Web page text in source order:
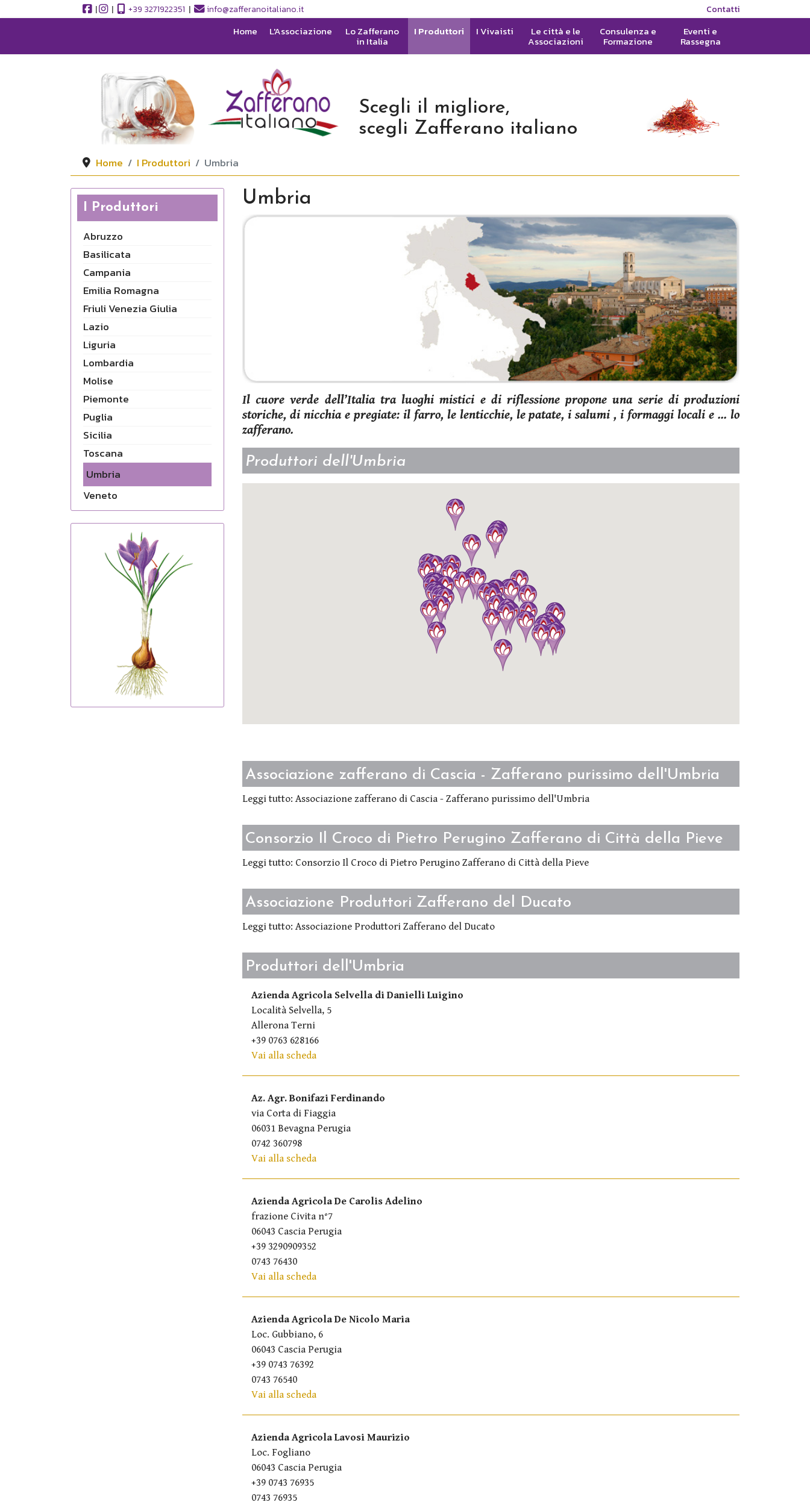
| | +39 3271922351 | info@zafferanoitaliano.it Contatti
Home L'Associazione Lo Zafferano
in Italia
I Produttori I Vivaisti Le città e le
Associazioni
Consulenza e
Formazione
Eventi e
Rassegna
Scegli il migliore,
scegli Zafferano italiano
Home I Produttori Umbria
I Produttori
Abruzzo
Basilicata
Campania
Emilia Romagna
Friuli Venezia Giulia
Lazio
Liguria
Lombardia
Molise
Piemonte
Puglia
Sicilia
Toscana
Umbria
Veneto
Umbria
Il cuore verde dell’Italia tra luoghi mistici e di riflessione propone una serie di produzioni
storiche, di nicchia e pregiate: il farro, le lenticchie, le patate, i salumi , i formaggi locali e ... lo
zafferano.
Produttori dell'Umbria
Associazione zafferano di Cascia - Zafferano purissimo dell'Umbria
Leggi tutto: Associazione zafferano di Cascia - Zafferano purissimo dell'Umbria
Consorzio Il Croco di Pietro Perugino Zafferano di Città della Pieve
Leggi tutto: Consorzio Il Croco di Pietro Perugino Zafferano di Città della Pieve
Associazione Produttori Zafferano del Ducato
Leggi tutto: Associazione Produttori Zafferano del Ducato
Produttori dell'Umbria
Azienda Agricola Selvella di Danielli Luigino
Località Selvella, 5
Allerona Terni
+39 0763 628166
Vai alla scheda
Az. Agr. Bonifazi Ferdinando
via Corta di Fiaggia
06031 Bevagna Perugia
0742 360798
Vai alla scheda
Azienda Agricola De Carolis Adelino
frazione Civita n°7
06043 Cascia Perugia
+39 3290909352
0743 76430
Vai alla scheda
Azienda Agricola De Nicolo Maria
Loc. Gubbiano, 6
06043 Cascia Perugia
+39 0743 76392
0743 76540
Vai alla scheda
Azienda Agricola Lavosi Maurizio
Loc. Fogliano
06043 Cascia Perugia
+39 0743 76935
0743 76935